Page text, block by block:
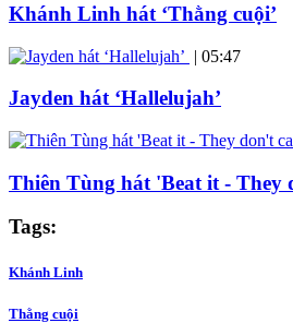
Khánh Linh hát ‘Thằng cuội’
| 05:47
Jayden hát ‘Hallelujah’
Thiên Tùng hát 'Beat it - They
Tags:
Khánh Linh
Thằng cuội